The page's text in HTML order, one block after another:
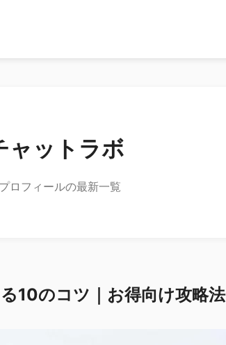
ャットラボ
ロフィールの最新一覧
10のコツ｜お得向け攻略法